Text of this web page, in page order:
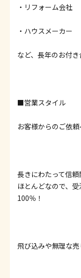
・リフォーム会社
・ハウスメーカー
など、長年のお付き
■営業スタイル
お客様からのご依
長きにわたって信
ほとんどなので、
100％！
飛び込みや無理な売